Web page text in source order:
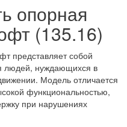
опорная
(135.16)
представляет собой
людей, нуждающихся в
Модель отличается
функциональностью,
при нарушениях